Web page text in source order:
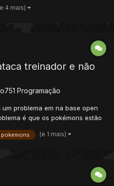
que não tenho capacidade!...
4 mais)
treinador e não
Programação
problema em na base open
é que os pokémons estão
poderia estar me ajudando a
pokemons (e 1 mais)